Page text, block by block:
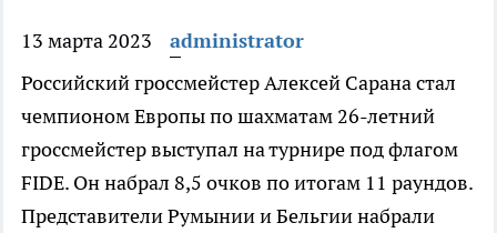
13 марта 2023
administrator
Российский гроссмейстер Алексей Сарана стал
чемпионом Европы по шахматам 26-летний
гроссмейстер выступал на турнире под флагом
FIDE. Он набрал 8,5 очков по итогам 11 раундов.
Представители Румынии и Бельгии набрали